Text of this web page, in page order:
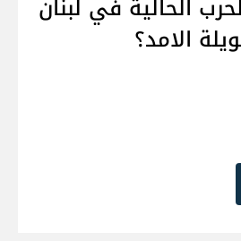
الحالية في لبنان
الامد؟